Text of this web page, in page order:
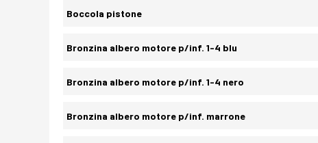
Boccola pistone
Bronzina albero motore p/inf. 1-4 blu
Bronzina albero motore p/inf. 1-4 nero
Bronzina albero motore p/inf. marrone